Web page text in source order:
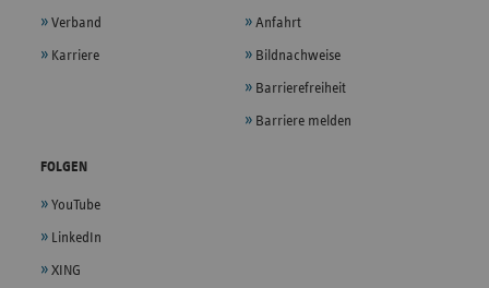
Verband
Karriere
Anfahrt
Bildnachweise
Barrierefreiheit
Barriere melden
FOLGEN
YouTube
LinkedIn
XING